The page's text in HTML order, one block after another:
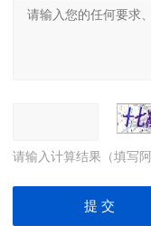
请输入计算结果（填写